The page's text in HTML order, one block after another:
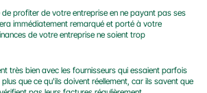
de profiter de votre entreprise en ne payant pas ses
immédiatement remarqué et porté à votre
de votre entreprise ne soient trop
très bien avec les fournisseurs qui essaient parfois
que ce qu'ils doivent réellement, car ils savent que